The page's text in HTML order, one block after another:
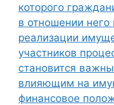
которого
в отношении
реализации
участников
становится
влияющим на
финансовое